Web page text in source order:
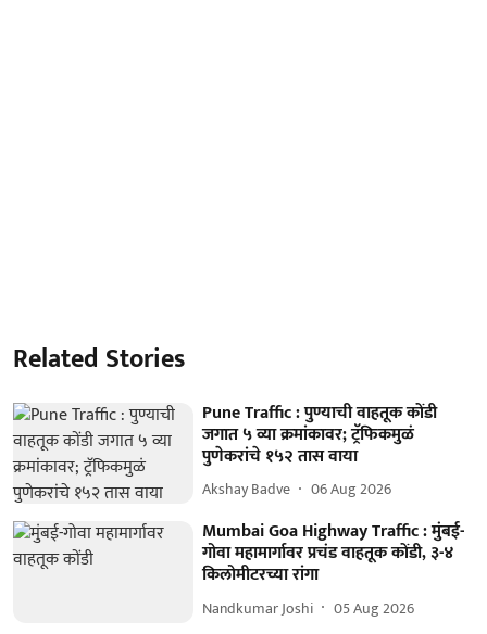
Related Stories
Pune Traffic : पुण्याची वाहतूक कोंडी
जगात ५ व्या क्रमांकावर; ट्रॅफिकमुळं
पुणेकरांचे १५२ तास वाया
Akshay Badve 06 Aug 2026
Mumbai Goa Highway Traffic : मुंबई-
गोवा महामार्गावर प्रचंड वाहतूक कोंडी, ३-४
किलोमीटरच्या रांगा
Nandkumar Joshi 05 Aug 2026